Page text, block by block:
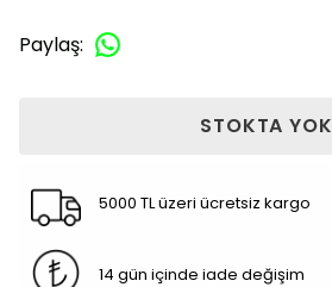
Paylaş:
STOKTA YOK
5000 TL üzeri ücretsiz kargo
14 gün içinde iade değişim